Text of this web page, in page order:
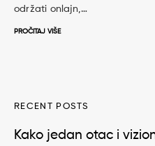
održati onlajn,…
PROČITAJ VIŠE
RECENT POSTS
Kako jedan otac i